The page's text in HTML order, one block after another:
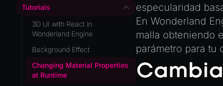
especularidad
En Wonderland
malla obteniendo
parámetro para tu
Editor
Optimizations
Roadmap
Release & Deploy
Royalty
AR (Zappar)
VR
Unity to Wonderland
Subscriptions
Development Flow
Components
Native Components
Directory Structure
Views
I18N
Prefab
PrefabGLTF
WL
WonderlandEngine
Tutorials
3D UI with React in
Wonderland Engine
Background Effect
Changing Material Properties
at Runtime